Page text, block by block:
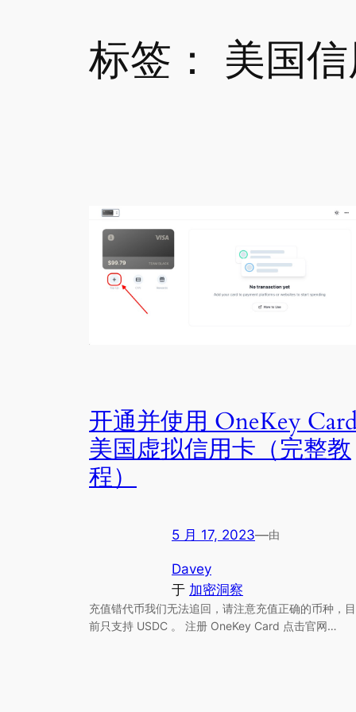
标签： 美国
开通并使用 OneKey
美国虚拟信用卡（完整教
程）
5 月 17, 2023—由
Davey
于 加密洞察
充值错代币我们无法追回，请注意充值正确的币种，目
前只支持 USDC 。 注册 OneKey Card 点击官网…